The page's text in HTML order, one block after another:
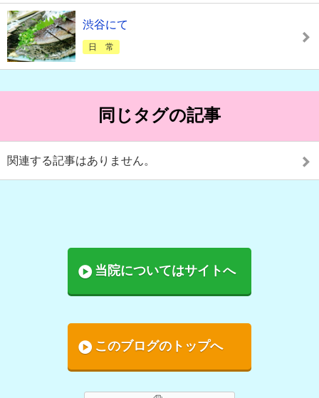
渋谷にて
日 常
同じタグの記事
関連する記事はありません。
当院についてはサイトへ
このブログのトップへ